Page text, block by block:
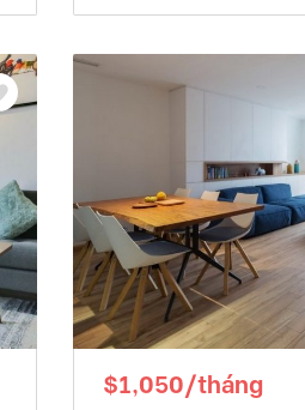
$1,050/tháng